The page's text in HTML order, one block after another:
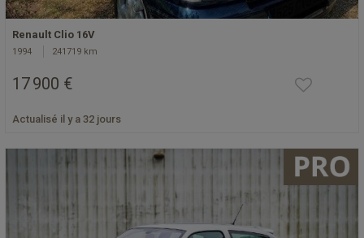
Renault Clio 16V
1994 241719 km
17 900 €
Actualisé il y a 32 jours